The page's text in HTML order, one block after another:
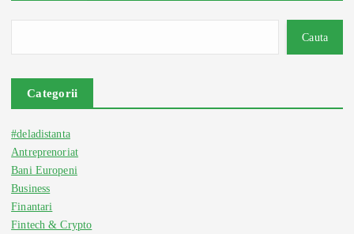
Cauta
Categorii
#deladistanta
Antreprenoriat
Bani Europeni
Business
Finantari
Fintech & Crypto